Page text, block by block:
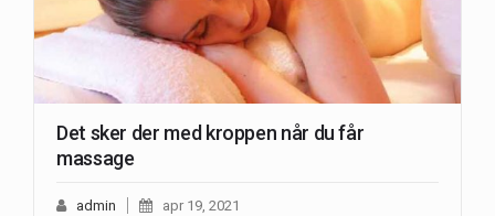
Det sker der med kroppen når du får
massage
admin apr 19, 2021